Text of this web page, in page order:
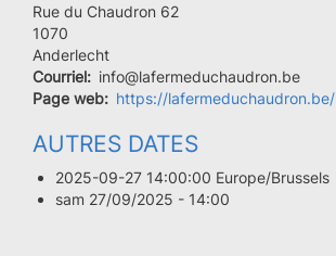
Rue du Chaudron 62
Code
postal
1070
Ville
Anderlecht
Courriel
info@lafermeduchaudron.be
Page web
https://lafermeduchaudron.be/
AUTRES DATES
2025-09-27 14:00:00 Europe/Brussels
sam 27/09/2025 - 14:00